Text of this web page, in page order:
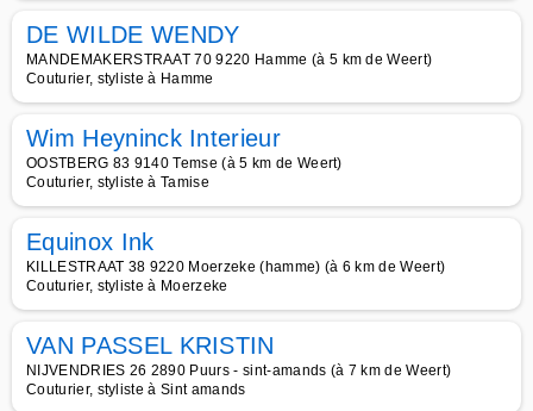
DE WILDE WENDY
MANDEMAKERSTRAAT 70 9220 Hamme (à 5 km de Weert)
Couturier, styliste à Hamme
Wim Heyninck Interieur
OOSTBERG 83 9140 Temse (à 5 km de Weert)
Couturier, styliste à Tamise
Equinox Ink
KILLESTRAAT 38 9220 Moerzeke (hamme) (à 6 km de Weert)
Couturier, styliste à Moerzeke
VAN PASSEL KRISTIN
NIJVENDRIES 26 2890 Puurs - sint-amands (à 7 km de Weert)
Couturier, styliste à Sint amands